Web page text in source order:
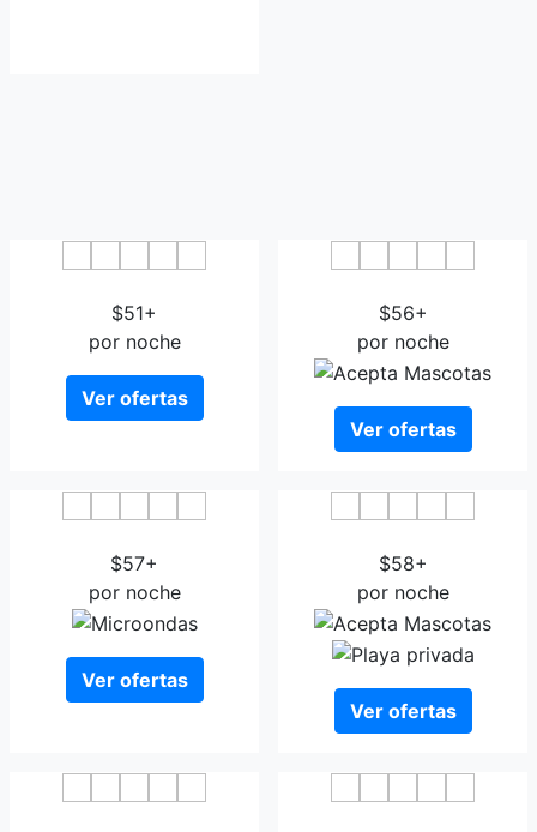
$51+
por noche
Ver ofertas
$56+
por noche
Ver ofertas
$57+
por noche
Ver ofertas
$58+
por noche
Ver ofertas